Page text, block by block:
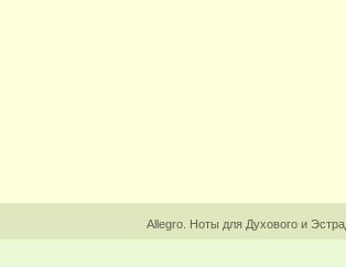
Allegro. Ноты для Духового и